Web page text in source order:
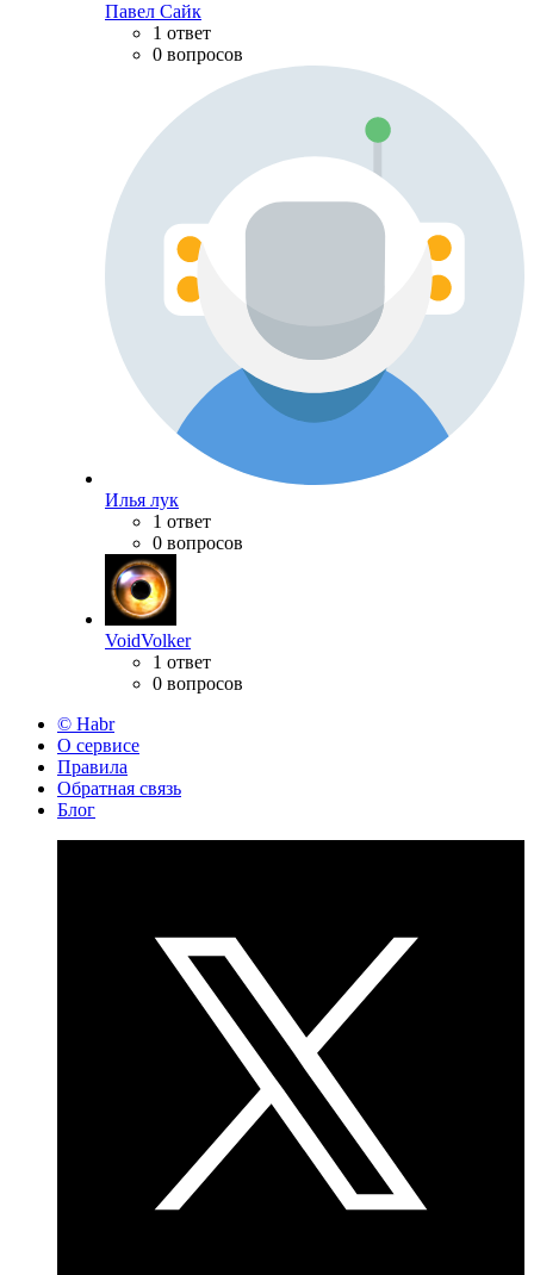
Павел Сайк
1 ответ
0 вопросов
Илья лук
1 ответ
0 вопросов
VoidVolker
1 ответ
0 вопросов
© Habr
О сервисе
Правила
Обратная связь
Блог